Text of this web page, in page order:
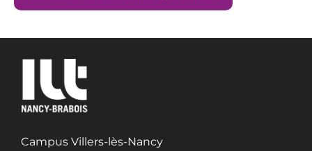
Campus Villers-lès-Nancy